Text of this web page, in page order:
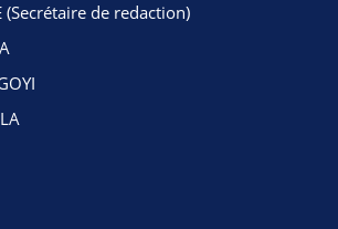
(Secrétaire de redaction)